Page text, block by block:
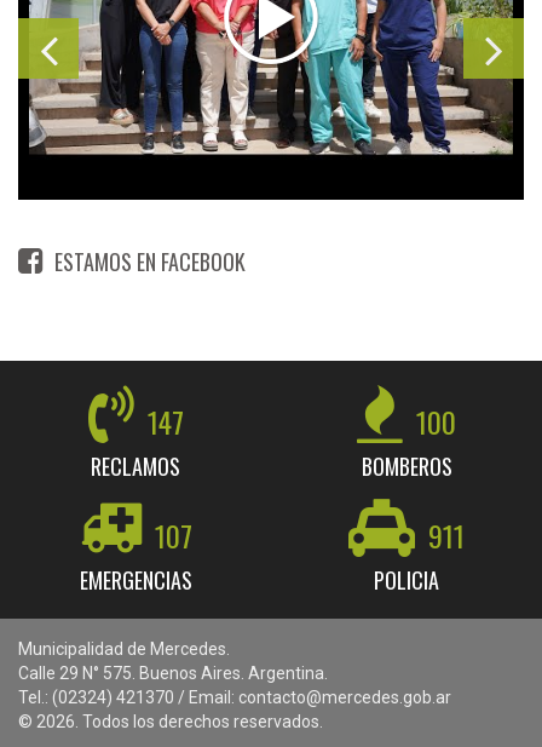
ESTAMOS EN FACEBOOK
147
RECLAMOS
100
BOMBEROS
107
EMERGENCIAS
911
POLICIA
Municipalidad de Mercedes.
Calle 29 N° 575. Buenos Aires. Argentina.
Tel.: (02324) 421370 / Email: contacto@mercedes.gob.ar
© 2026. Todos los derechos reservados.